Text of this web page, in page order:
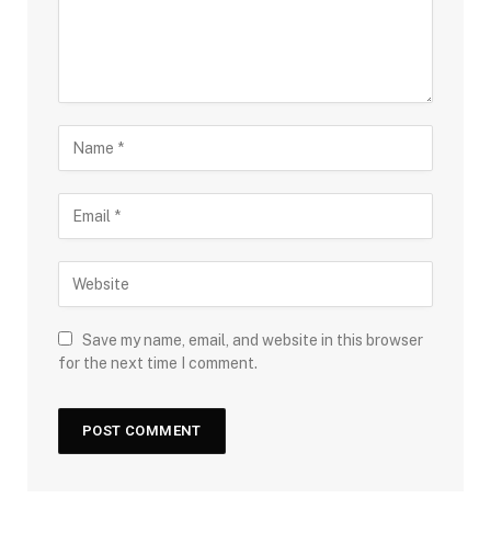
Save my name, email, and website in this browser
for the next time I comment.